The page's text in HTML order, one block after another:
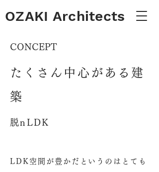
OZAKI Architects
CONCEPT
たくさん中心がある建
築
脱nLDK
LDK空間が豊かだというのはとても